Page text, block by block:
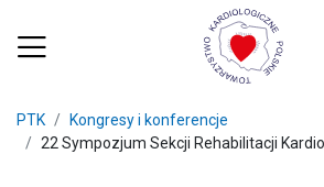
PTK
Kongresy i konferencje
22 Sympozjum Sekcji Rehabilitacji